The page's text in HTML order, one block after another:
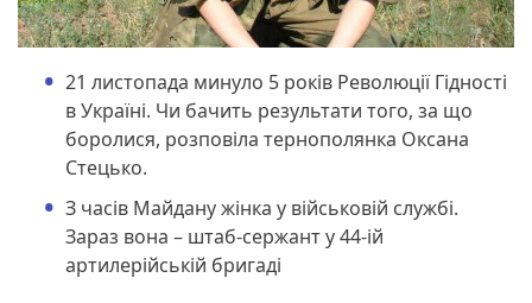
21 листопада минуло 5 років Революції Гідності
в Україні. Чи бачить результати того, за що
боролися, розповіла тернополянка Оксана
Стецько.
З часів Майдану жінка у військовій службі.
Зараз вона – штаб-сержант у 44-ій
артилерійській бригаді